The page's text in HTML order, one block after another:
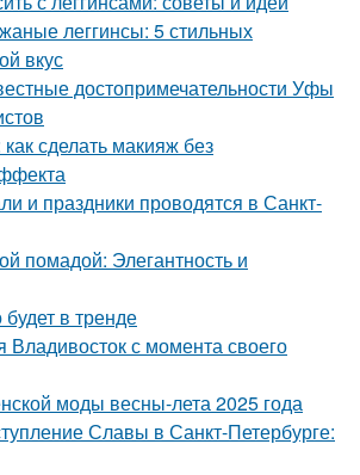
леггинсы: 5 стильных
вкус
достопримечательности Уфы
сделать макияж без
и праздники проводятся в Санкт-
помадой: Элегантность и
в тренде
Владивосток с момента своего
моды весны-лета 2025 года
Славы в Санкт-Петербурге: